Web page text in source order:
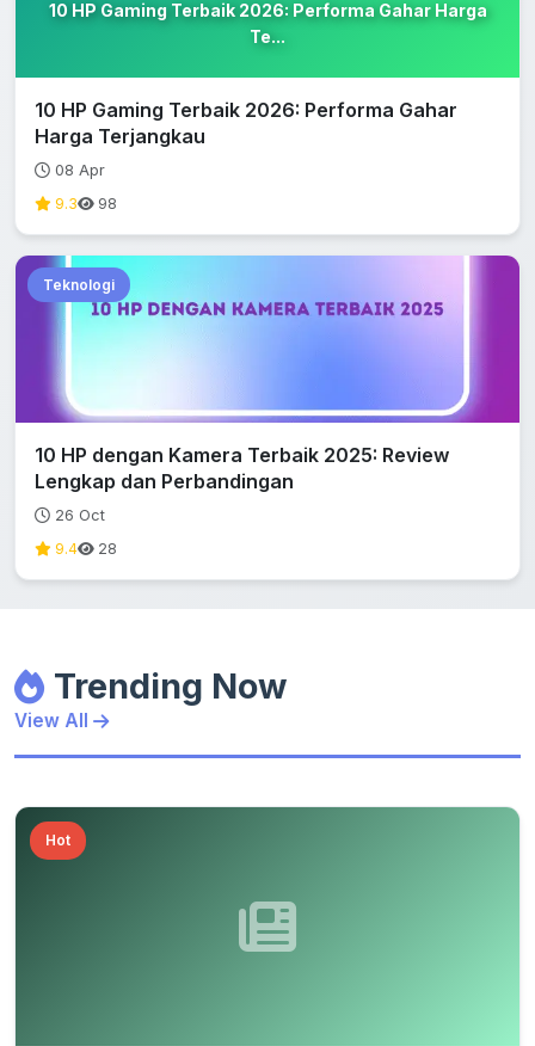
10 HP Gaming Terbaik 2026: Performa Gahar Harga
Te...
10 HP Gaming Terbaik 2026: Performa Gahar
Harga Terjangkau
08 Apr
9.3
98
Teknologi
10 HP dengan Kamera Terbaik 2025: Review
Lengkap dan Perbandingan
26 Oct
9.4
28
Trending Now
View All
Hot